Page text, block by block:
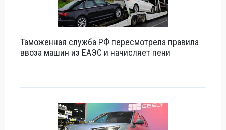
Таможенная служба РФ пересмотрела правила
ввоза машин из ЕАЭС и начисляет пени